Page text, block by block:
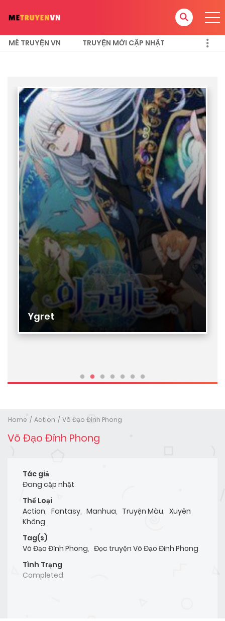
MÊ TRUYỆN VN TRUYỆN MỚI CẬP NHẬT
Ygret
Home Action Võ Đạo Đỉnh Phong
Võ Đạo Đỉnh Phong
Tác giả
Đang cập nhật
Thể Loại
Action, Fantasy, Manhua, Truyện Màu, Xuyên
Không
Tag(s)
Võ Đạo Đỉnh Phong, Đọc truyện Võ Đạo Đỉnh Phong
Tình Trạng
Completed